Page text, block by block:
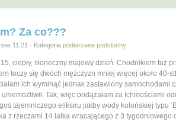
Za co???
11:21 · Kategoria podejrzane podsłuchy
ciepły, słoneczny majowy dzień. Chodnikiem tuż
toczy się dwóch mężczyzn mniej więcej około 40-
ich wyminąć jednak zastawiony samochodami
Tak, więc podążałam za Ichmościami
tajemniczego eliksiru jakby wody kolońskiej typu
z rzeczami 14 latka wracającego z 3 tygodniowego